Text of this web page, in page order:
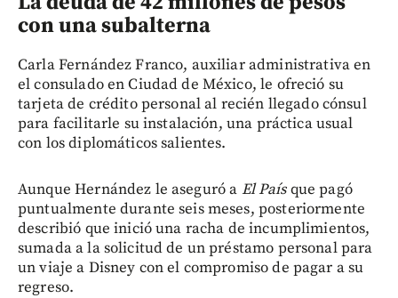
con una subalterna
Carla Fernández Franco, auxiliar administrativa en
el consulado en Ciudad de México, le ofreció su
tarjeta de crédito personal al recién llegado cónsul
para facilitarle su instalación, una práctica usual
con los diplomáticos salientes.
Aunque Hernández le aseguró a El Paísque pagó
puntualmente durante seis meses, posteriormente
describió que inició una racha de incumplimientos,
sumada a la solicitud de un préstamo personal para
un viaje a Disney con el compromiso de pagar a su
regreso.